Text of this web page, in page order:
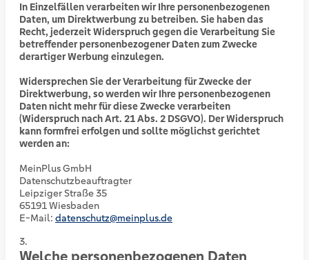
In Einzelfällen verarbeiten wir Ihre personenbezogenen
Daten, um Direktwerbung zu betreiben. Sie haben das
Recht, jederzeit Widerspruch gegen die Verarbeitung Sie
betreffender personenbezogener Daten zum Zwecke
derartiger Werbung einzulegen.
Widersprechen Sie der Verarbeitung für Zwecke der
Direktwerbung, so werden wir Ihre personenbezogenen
Daten nicht mehr für diese Zwecke verarbeiten
(Widerspruch nach Art. 21 Abs. 2 DSGVO). Der Widerspruch
kann formfrei erfolgen und sollte möglichst gerichtet
werden an:
MeinPlus GmbH
Datenschutzbeauftragter
Leipziger Straße 35
65191 Wiesbaden
E-Mail: datenschutz@meinplus.de